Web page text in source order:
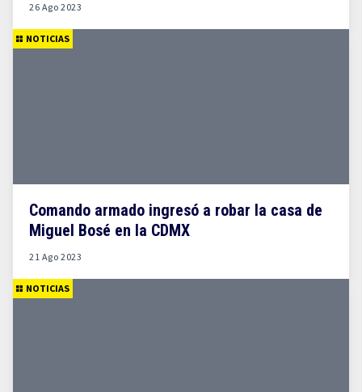
26 Ago 2023
NOTICIAS
Comando armado ingresó a robar la casa de
Miguel Bosé en la CDMX
21 Ago 2023
NOTICIAS